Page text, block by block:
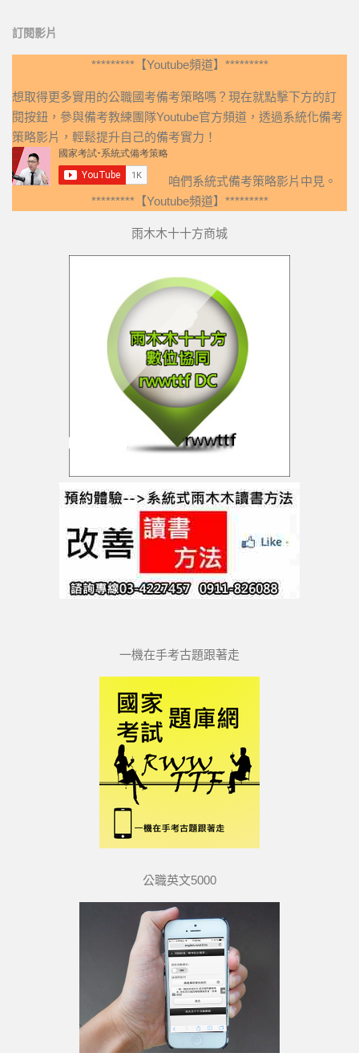
訂閱影片
*********【Youtube頻道】*********
想取得更多實用的公職國考備考策略嗎？現在就點擊下方的訂
閱按鈕，參與備考教練團隊Youtube官方頻道，透過系統化備考
策略影片，輕鬆提升自己的備考實力！
咱們系統式備考策略影片中見。
*********【Youtube頻道】*********
雨木木十十方商城
一機在手考古題跟著走
公職英文5000